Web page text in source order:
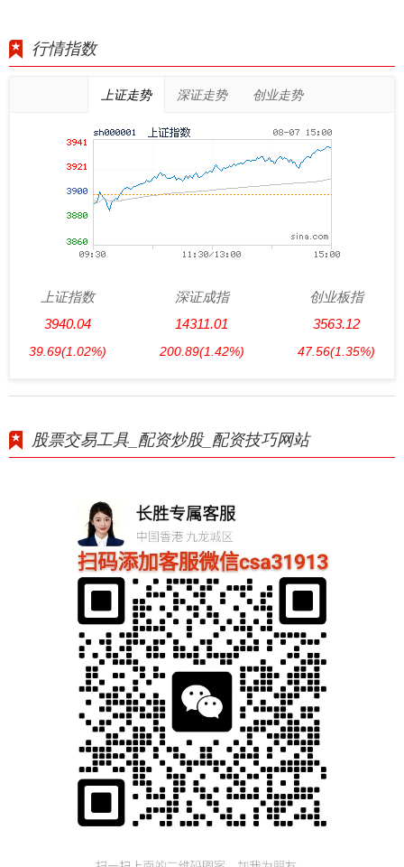
行情指数
上证走势 深证走势 创业走势
上证指数
3940.04
39.69(1.02%)
深证成指
14311.01
200.89(1.42%)
创业板指
3563.12
47.56(1.35%)
股票交易工具_配资炒股_配资技巧网站